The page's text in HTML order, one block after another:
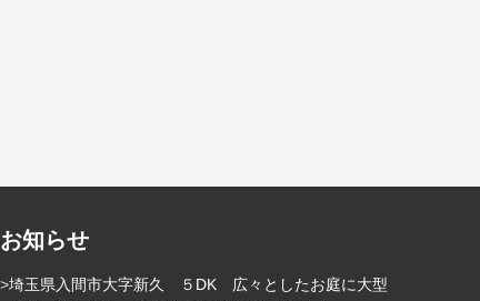
お知らせ
埼玉県入間市大字新久 ５DK 広々としたお庭に大型